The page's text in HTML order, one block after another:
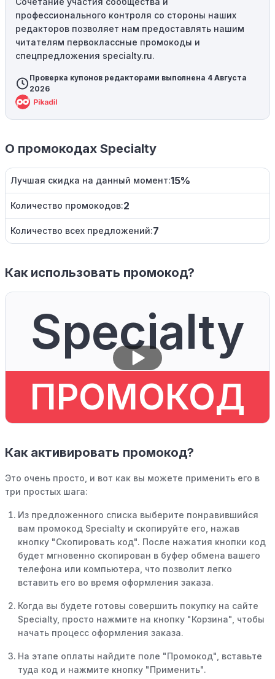
профессионального контроля со стороны наших
редакторов позволяет нам предоставлять нашим
читателям первоклассные промокоды и
спецпредложения specialty.ru.
Проверка купонов редакторами выполнена 4 Августа
2026
О промокодах Specialty
Лучшая скидка на данный момент:15%
Количество промокодов:2
Количество всех предложений:7
Как использовать промокод?
Specialty
ПРОМОКОД
Как активировать промокод?
Это очень просто, и вот как вы можете применить его в
три простых шага:
Из предложенного списка выберите понравившийся
вам промокод Specialty и скопируйте его, нажав
кнопку "Скопировать код". После нажатия кнопки код
будет мгновенно скопирован в буфер обмена вашего
телефона или компьютера, что позволит легко
вставить его во время оформления заказа.
Когда вы будете готовы совершить покупку на сайте
Specialty, просто нажмите на кнопку "Корзина", чтобы
начать процесс оформления заказа.
На этапе оплаты найдите поле "Промокод", вставьте
туда код и нажмите кнопку "Применить".